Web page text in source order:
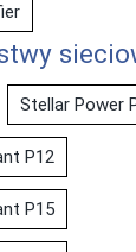
Stellar Power
P12
P15